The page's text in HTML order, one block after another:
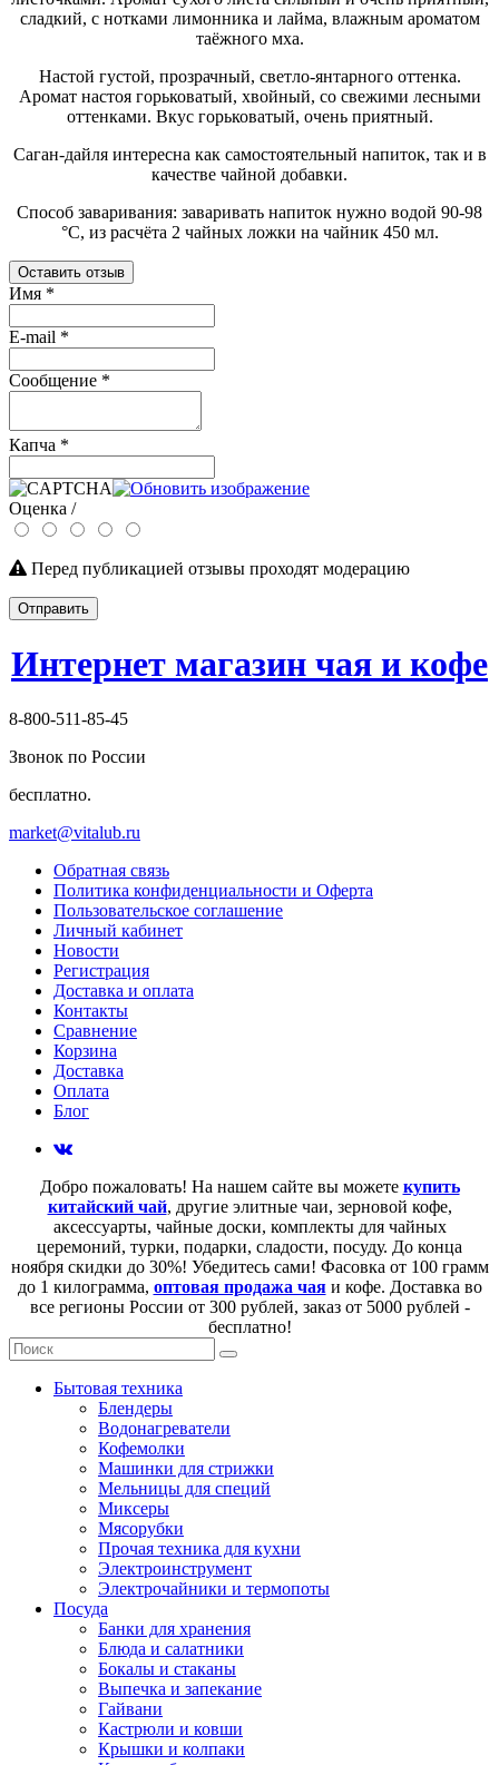
сладкий, с нотками лимонника и лайма, влажным ароматом
таёжного мха.
Настой густой, прозрачный, светло-янтарного оттенка.
Аромат настоя горьковатый, хвойный, со свежими лесными
оттенками. Вкус горьковатый, очень приятный.
Саган-дайля интересна как самостоятельный напиток, так и в
качестве чайной добавки.
Способ заваривания: заваривать напиток нужно водой 90-98
°C, из расчёта 2 чайных ложки на чайник 450 мл.
Оставить отзыв
Имя *
E-mail *
Сообщение *
Капча *
Оценка /
Перед публикацией отзывы проходят модерацию
Отправить
Интернет магазин чая и кофе
8-800-511-85-45
Звонок по России
бесплатно.
market@vitalub.ru
Обратная связь
Политика конфиденциальности и Оферта
Пользовательское соглашение
Личный кабинет
Новости
Регистрация
Доставка и оплата
Контакты
Сравнение
Корзина
Доставка
Оплата
Блог
Добро пожаловать! На нашем сайте вы можете купить
китайский чай, другие элитные чаи, зерновой кофе,
аксессуарты, чайные доски, комплекты для чайных
церемоний, турки, подарки, сладости, посуду. До конца
ноября скидки до 30%! Убедитесь сами! Фасовка от 100 грамм
до 1 килограмма, оптовая продажа чаяи кофе. Доставка во
все регионы России от 300 рублей, заказ от 5000 рублей -
бесплатно!
Бытовая техника
Блендеры
Водонагреватели
Кофемолки
Машинки для стрижки
Мельницы для специй
Миксеры
Мясорубки
Прочая техника для кухни
Электроинструмент
Электрочайники и термопоты
Посуда
Банки для хранения
Блюда и салатники
Бокалы и стаканы
Выпечка и запекание
Гайвани
Кастрюли и ковши
Крышки и колпаки